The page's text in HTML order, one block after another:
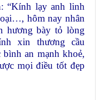
“Kính lạy anh linh
hôm nay nhân
hương bày tỏ lòng
xin thương cầu
an mạnh khoẻ,
mọi điều tốt đẹp